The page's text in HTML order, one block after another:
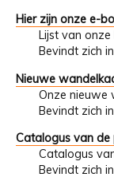
Hier zijn onze e-
Lijst van
Bevindt zich in
Nieuwe
Onze nieuwe
Bevindt zich in
Catalogus van
Catalogus
Bevindt zich in